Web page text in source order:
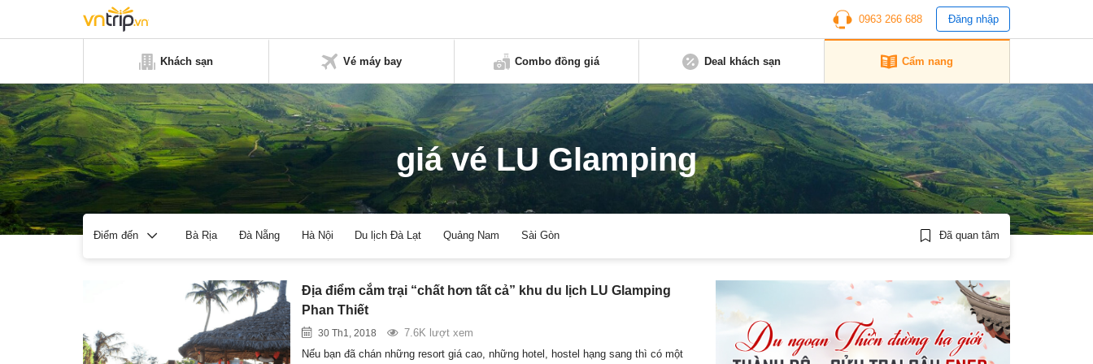
0963 266 688 Đăng nhập
Khách sạn Vé máy bay Combo đồng giá Deal khách sạn Cẩm nang
giá vé LU Glamping
Điểm đến Bà Rịa Đà Nẵng Hà Nội Du lịch Đà Lạt Quảng Nam Sài Gòn Đã quan tâm
Địa điểm cắm trại “chất hơn tất cả” khu du lịch LU Glamping
Phan Thiết
30 Th1, 2018
7.6K lượt xem
Nếu bạn đã chán những resort giá cao, những hotel, hostel hạng sang thì có một